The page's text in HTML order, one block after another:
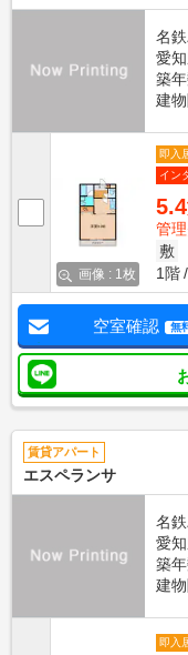
名
愛
築
建
画像 : 1枚
即入
イン
5.4
管
敷
1階
空室確認 無
賃貸アパート
エスペランサ
名
愛
築
建
即入